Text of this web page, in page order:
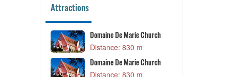
Attractions
Domaine De Marie Church
Distance: 830 m
Domaine De Marie Church
Distance: 830 m